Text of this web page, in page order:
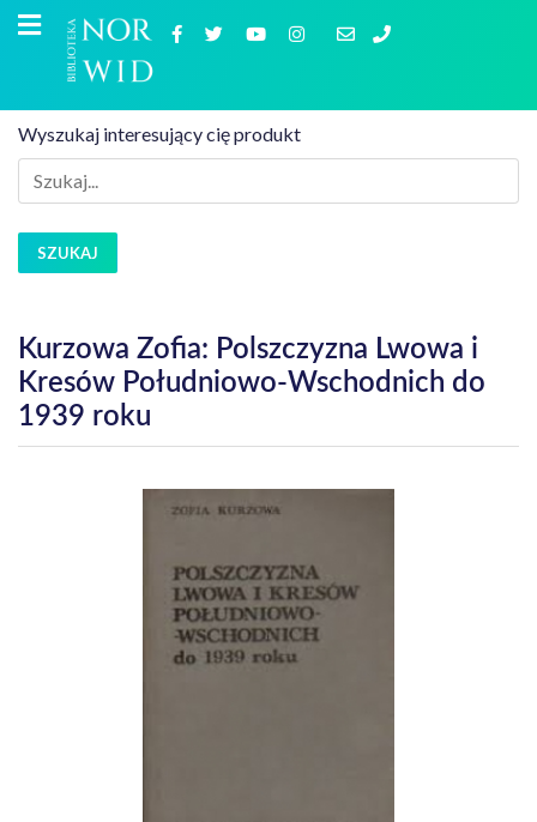
Wyszukaj interesujący cię produkt
SZUKAJ
Kurzowa Zofia: Polszczyzna Lwowa i
Kresów Południowo-Wschodnich do
1939 roku